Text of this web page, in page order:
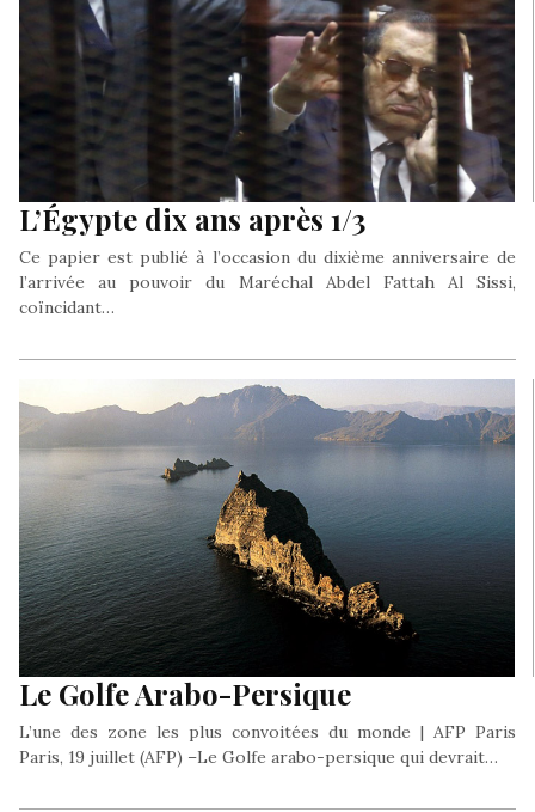
L’Égypte dix ans après 1/3
Ce papier est publié à l’occasion du dixième anniversaire de
l’arrivée au pouvoir du Maréchal Abdel Fattah Al Sissi,
coïncidant…
Le Golfe Arabo-Persique
L’une des zone les plus convoitées du monde | AFP Paris
Paris, 19 juillet (AFP) –Le Golfe arabo-persique qui devrait…